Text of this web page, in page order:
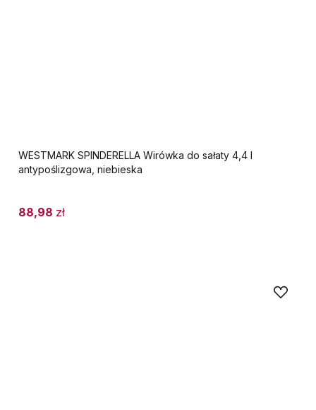
WESTMARK SPINDERELLA Wirówka do sałaty 4,4 l
antypoślizgowa, niebieska
88,98 zł